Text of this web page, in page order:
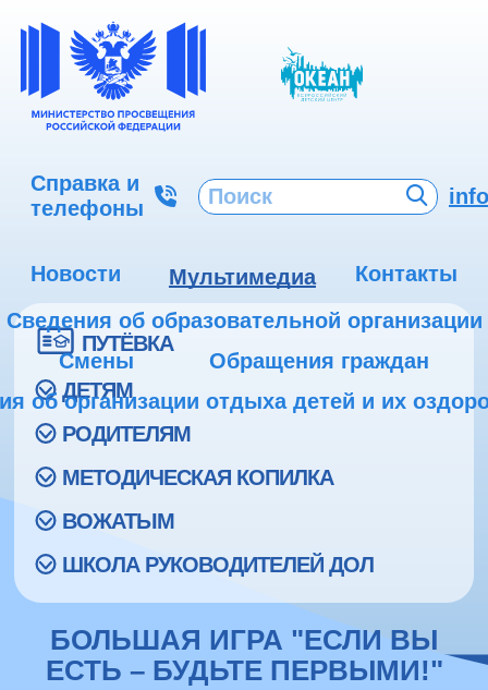
Справка и
телефоны
Новости Мультимедиа
Контакты
Сведения об образовательной организации
Смены
Обращения граждан
об организации отдыха детей и их
ПУТЁВКА
ДЕТЯМ
РОДИТЕЛЯМ
МЕТОДИЧЕСКАЯ КОПИЛКА
ВОЖАТЫМ
ШКОЛА РУКОВОДИТЕЛЕЙ ДОЛ
БОЛЬШАЯ ИГРА "ЕСЛИ ВЫ
ЕСТЬ – БУДЬТЕ ПЕРВЫМИ!"